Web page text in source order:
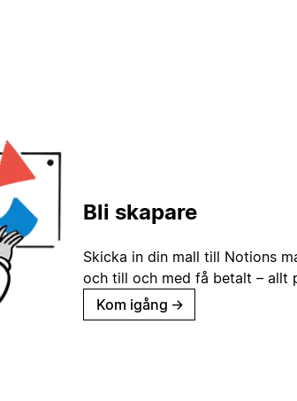
Bli skapare
Skicka in din mall till Notions
och till och med få betalt – allt
Kom igång →